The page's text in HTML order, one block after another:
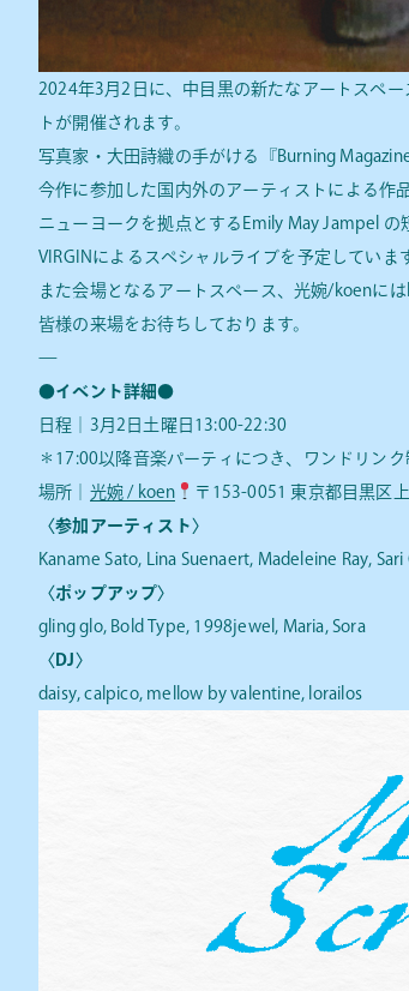
2024年3月2日に、中目黒の新たなアートスペ
トが開催されます。
写真家・大田詩織の手がける『Burning
今作に参加した国内外のアーティストによる作
ニューヨークを拠点とするEmily May Jampel
VIRGINによるスペシャルライブを予定してい
また会場となるアートスペース、光婉/koenに
皆様の来場をお待ちしております。
—
●イベント詳細●
日程｜3月2日土曜日13:00-22:30
＊17:00以降音楽パーティにつき、ワンドリン
場所｜ 光婉 / koen
〒153-0051 東京都目黒区
〈参加アーティスト〉
Kaname Sato, Lina Suenaert, Madeleine Ray,
〈ポップアップ〉
gling glo, Bold Type, 1998jewel, Maria, Sora
〈DJ〉
daisy, calpico, mellow by valentine, lorailos